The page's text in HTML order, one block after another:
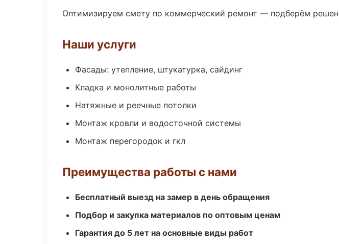
Оптимизируем смету по коммерческий ремонт — подберём
Наши услуги
Фасады: утепление, штукатурка, сайдинг
Кладка и монолитные работы
Натяжные и реечные потолки
Монтаж кровли и водосточной системы
Монтаж перегородок и гкл
Преимущества работы с нами
Бесплатный выезд на замер в день обращения
Подбор и закупка материалов по оптовым ценам
Гарантия до 5 лет на основные виды работ